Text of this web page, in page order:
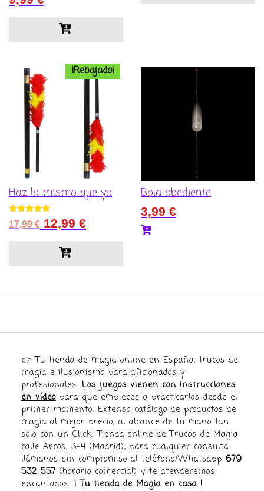
5.00
¡Rebajado!
Haz lo mismo que yo
Valorado con
5.00
17,99€ El
original
12,99 €El
Bola obediente
3,99 €
👉 Tu tienda de magia online en España, trucos de
magia e ilusionismo para aficionados y
profesionales. Los juegos vienen con instrucciones
en vídeo para que empieces a practicarlos desde el
primer momento. Extenso catálogo de productos de
magia al mejor precio, al alcance de tu mano tan
solo con un Click. Tienda online de Trucos de Magia
calle Arcos, 3-4 (Madrid), para cualquier consulta
llámanos sin compromiso al teléfono/Whatsapp 679
532 557 (horario comercial) y te atenderemos
encantados. ¡ Tu tienda de Magia en casa !